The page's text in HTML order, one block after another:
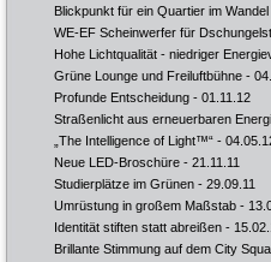
Blickpunkt für ein Quartier im Wandel
WE-EF Scheinwerfer für
Hohe Lichtqualität - niedriger
Grüne Lounge und Freiluftbühne -
Profunde Entscheidung - 01.11.12
Straßenlicht aus erneuerbaren
„The Intelligence of Light™“ -
Neue LED-Broschüre - 21.11.11
Studierplätze im Grünen - 29.09.11
Umrüstung in großem Maßstab -
Identität stiften statt abreißen -
Brillante Stimmung auf dem City